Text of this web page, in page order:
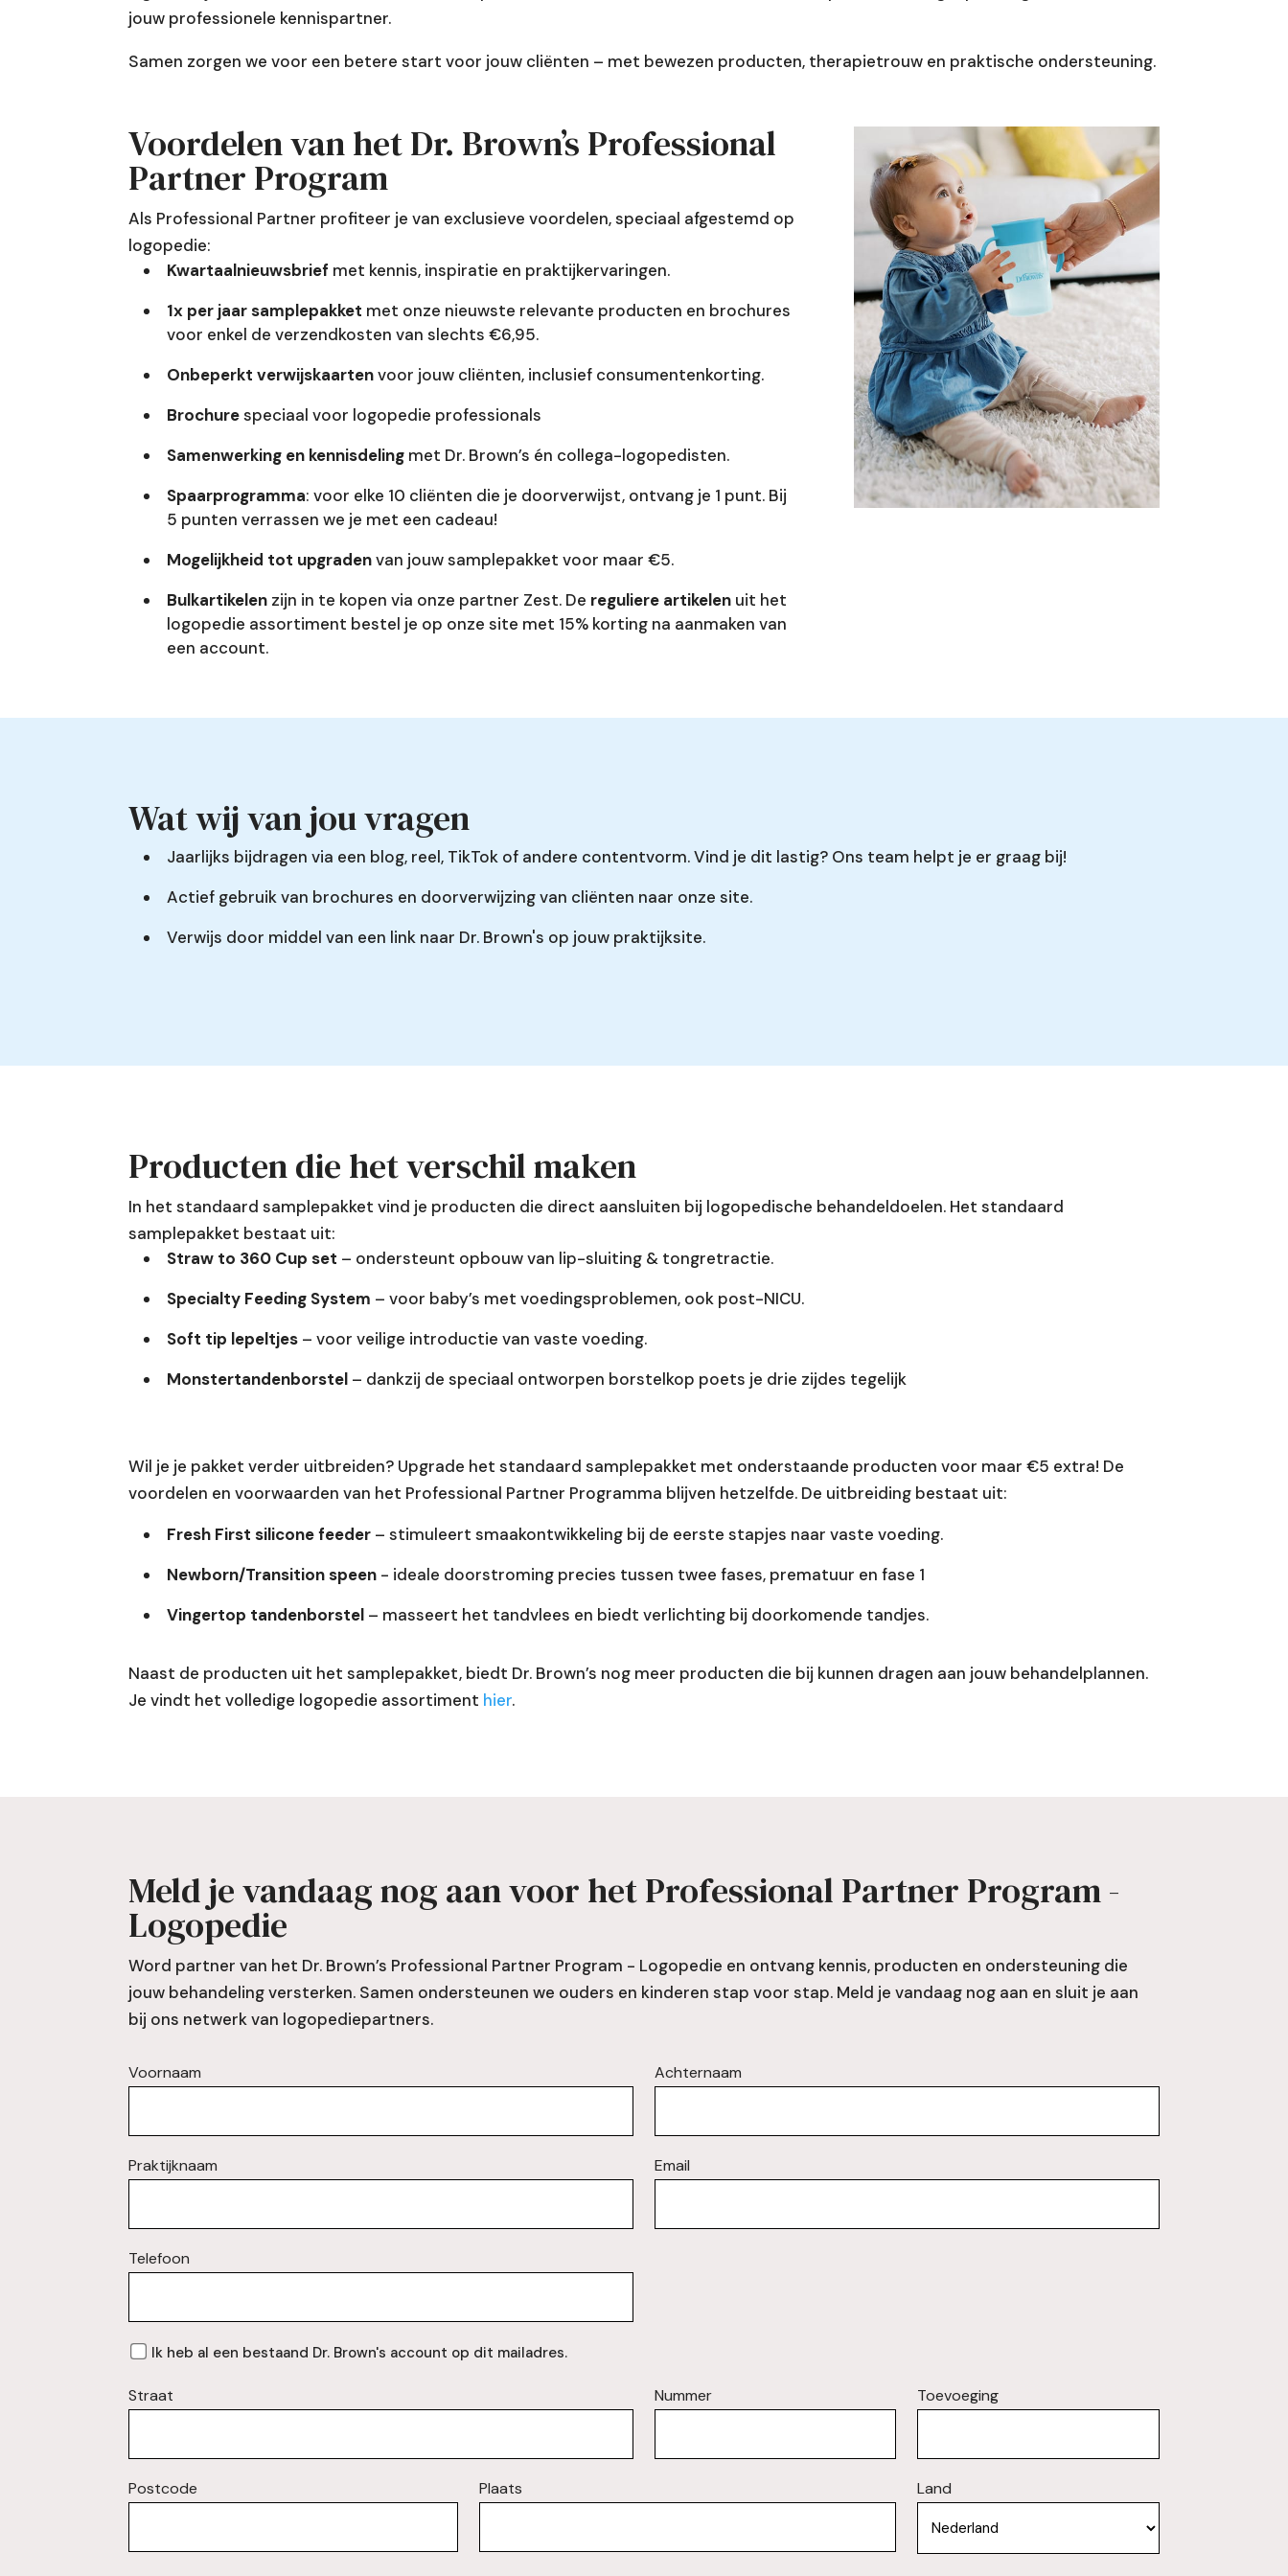
jouw professionele kennispartner.
Samen zorgen we voor een betere start voor jouw cliënten – met bewezen producten, therapietrouw en praktische ondersteuning.
Voordelen van het Dr. Brown’s Professional
Partner Program
Als Professional Partner profiteer je van exclusieve voordelen, speciaal afgestemd op
logopedie:
Kwartaalnieuwsbrief met kennis, inspiratie en praktijkervaringen.
1x per jaar samplepakket met onze nieuwste relevante producten en brochures
voor enkel de verzendkosten van slechts €6,95.
Onbeperkt verwijskaartenvoor jouw cliënten, inclusief consumentenkorting.
Brochurespeciaal voor logopedie professionals
Samenwerking en kennisdelingmet Dr. Brown’s én collega-logopedisten.
Spaarprogramma: voor elke 10 cliënten die je doorverwijst, ontvang je 1 punt. Bij
5 punten verrassen we je met een cadeau!
Mogelijkheid tot upgradenvan jouw samplepakket voor maar €5.
Bulkartikelen zijn in te kopen via onze partner Zest. De reguliere artikelenuit het
logopedie assortiment bestel je op onze site met 15% korting na aanmaken van
een account.
Wat wij van jou vragen
Jaarlijks bijdragen via een blog, reel, TikTok of andere contentvorm. Vind je dit lastig? Ons team helpt je er graag bij!
Actief gebruik van brochures en doorverwijzing van cliënten naar onze site.
Verwijs door middel van een link naar Dr. Brown's op jouw praktijksite.
Producten die het verschil maken
In het standaard samplepakket vind je producten die direct aansluiten bij logopedische behandeldoelen. Het standaard
samplepakket bestaat uit:
Straw to 360 Cup set – ondersteunt opbouw van lip-sluiting & tongretractie.
Specialty Feeding System – voor baby’s met voedingsproblemen, ook post-NICU.
Soft tip lepeltjes– voor veilige introductie van vaste voeding.
Monstertandenborstel – dankzij de speciaal ontworpen borstelkop poets je drie zijdes tegelijk
Wil je je pakket verder uitbreiden? Upgrade het standaard samplepakket met onderstaande producten voor maar €5 extra! De
voordelen en voorwaarden van het Professional Partner Programma blijven hetzelfde. De uitbreiding bestaat uit:
Fresh First silicone feeder– stimuleert smaakontwikkeling bij de eerste stapjes naar vaste voeding.
Newborn/Transition speen- ideale doorstroming precies tussen twee fases, prematuur en fase 1
Vingertop tandenborstel – masseert het tandvlees en biedt verlichting bij doorkomende tandjes.
Naast de producten uit het samplepakket, biedt Dr. Brown’s nog meer producten die bij kunnen dragen aan jouw behandelplannen.
Je vindt het volledige logopedie assortiment hier.
Meld je vandaag nog aan voor het Professional Partner Program -
Logopedie
Word partner van het Dr. Brown’s Professional Partner Program - Logopedie en ontvang kennis, producten en ondersteuning die
jouw behandeling versterken. Samen ondersteunen we ouders en kinderen stap voor stap. Meld je vandaag nog aan en sluit je aan
bij ons netwerk van logopediepartners.
Voornaam Achternaam
Praktijknaam Email
Telefoon
Al
account?
Ik heb al een bestaand Dr. Brown's account op dit mailadres.
Straat Nummer Toevoeging
Postcode Plaats Land